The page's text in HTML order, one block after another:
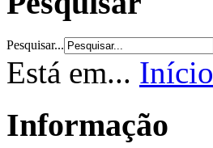
Pesquisar...
Está em... Início
Informação